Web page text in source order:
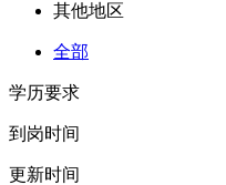
其他地区
全部
学历要求
到岗时间
更新时间